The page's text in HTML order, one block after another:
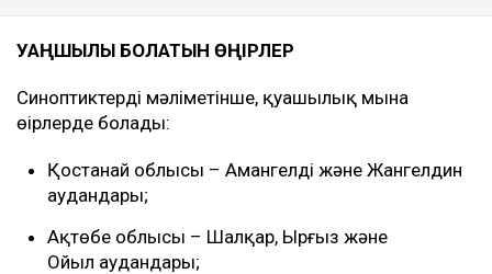
ҚУАҢШЫЛЫҚ БОЛАТЫН ӨҢІРЛЕР
Синоптиктердің мәліметінше, қуаңшылық мына
өңірлерде болады:
Қостанай облысы – Амангелді және Жангелдин
аудандары;
Ақтөбе облысы – Шалқар, Ырғыз және
Ойыл аудандары;